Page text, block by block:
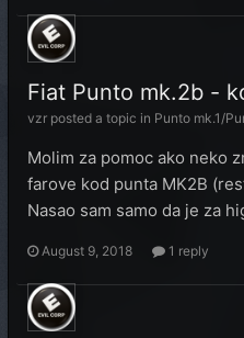
Fiat Punto mk.2b -
vzr posted a topic in Punto mk.1/
Molim za pomoc ako neko
farove kod punta MK2B
Nasao sam samo da je za
August 9, 2018 1 reply